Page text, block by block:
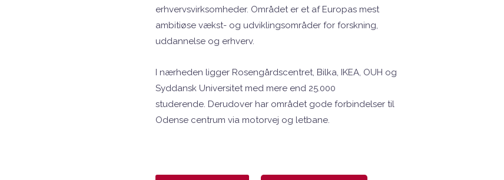
erhvervsvirksomheder. Området er et af Europas mest
ambitiøse vækst- og udviklingsområder for forskning,
uddannelse og erhverv.
I nærheden ligger Rosengårdscentret, Bilka, IKEA, OUH og
Syddansk Universitet med mere end 25.000
studerende. Derudover har området gode forbindelser til
Odense centrum via motorvej og letbane.